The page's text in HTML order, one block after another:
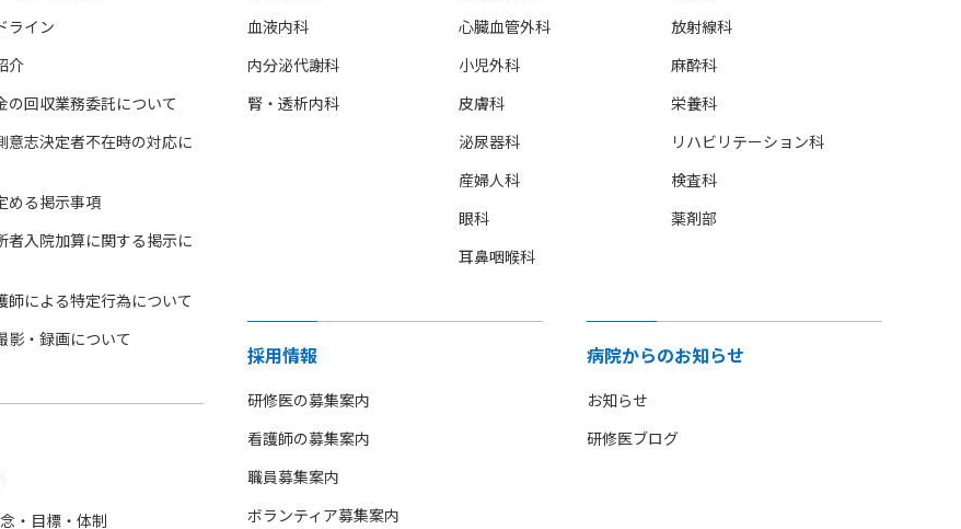
ライン
介
の回収業務委託について
意志決定者不在時の対応に
める掲示事項
者入院加算に関する掲示に
師による特定行為について
影・録画について
・目標・体制
血液内科
内分泌代謝科
腎・透析内科
心臓血管外科
小児外科
皮膚科
泌尿器科
産婦人科
眼科
耳鼻咽喉科
放射線科
麻酔科
栄養科
リハビリテーション科
検査科
薬剤部
採用情報
研修医の募集案内
看護師の募集案内
職員募集案内
ボランティア募集案内
病院からのお知らせ
お知らせ
研修医ブログ